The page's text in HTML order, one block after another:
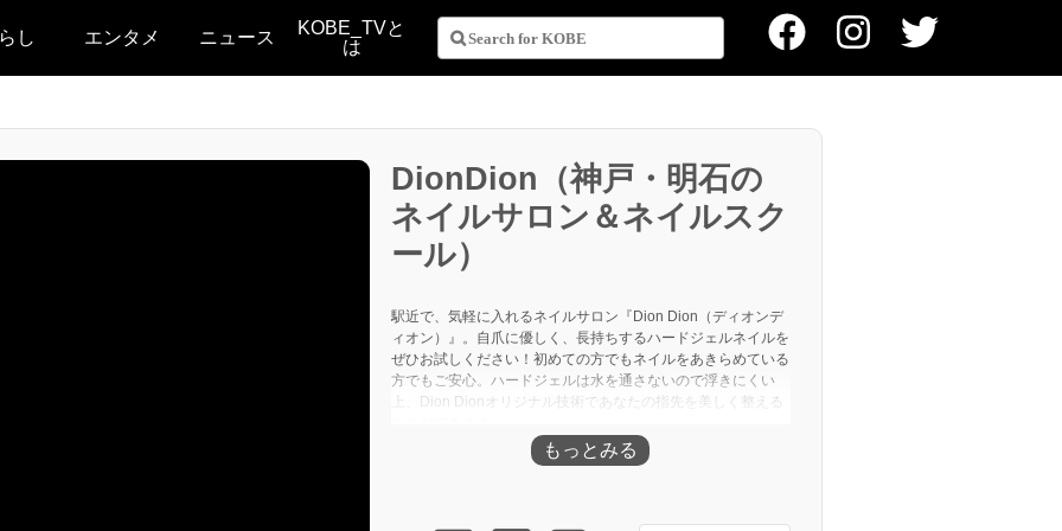
し エンタメ ニュース
KOBE_TVと
は
DionDion（神戸・明石の
ネイルサロン＆ネイルスク
ール）
駅近で、気軽に入れるネイルサロン『Dion Dion（ディオンデ
ィオン）』。自爪に優しく、長持ちするハードジェルネイルを
ぜひお試しください！初めての方でもネイルをあきらめている
方でもご安心。ハードジェルは水を通さないので浮きにくい
上、Dion Dionオリジナル技術であなたの指先を美しく整える